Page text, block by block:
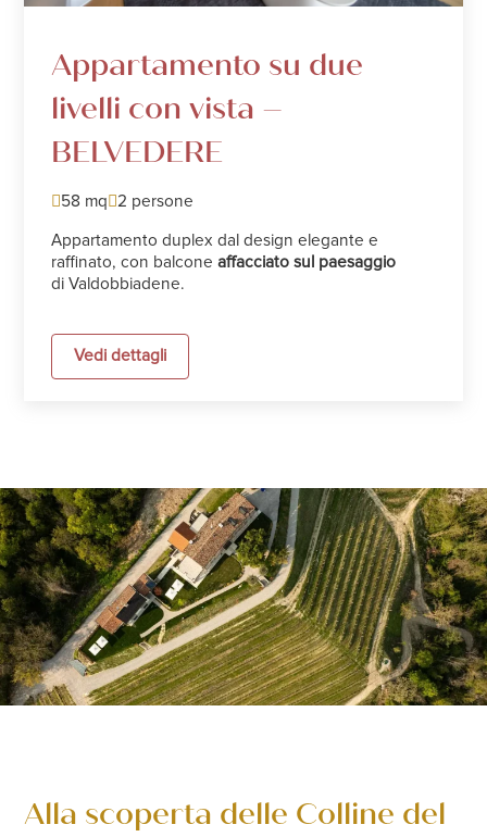
Appartamento su due
livelli con vista –
BELVEDERE
58 mq 2 persone
Appartamento duplex dal design elegante e
raffinato, con balconeaffacciato sul paesaggio
di Valdobbiadene.
Vedi dettagli
Alla scoperta delle Colline del